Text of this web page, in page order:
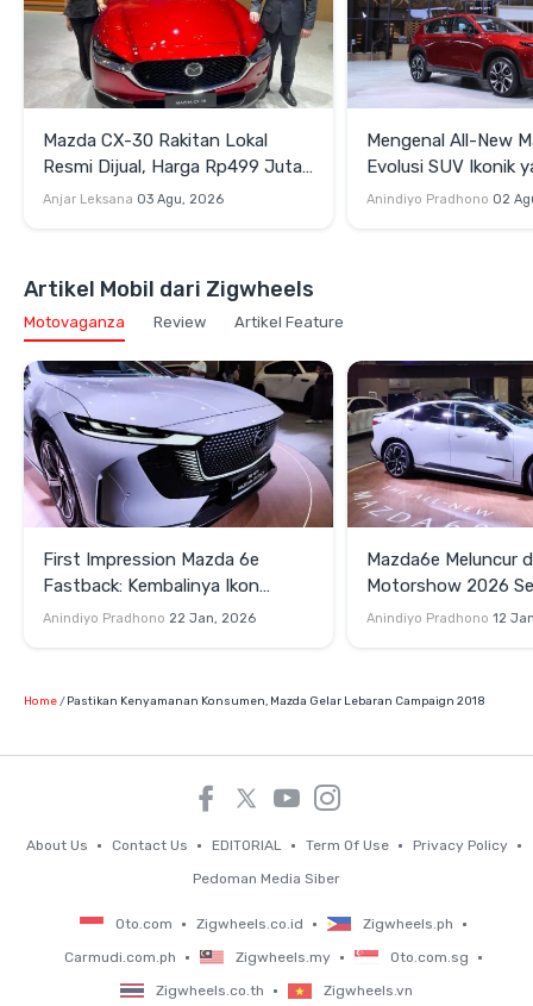
Mazda CX-30 Rakitan Lokal
Resmi Dijual, Harga Rp499 Juta
Buat Pasar Indonesia
Anjar Leksana 03 Agu, 2026
Mengenal All-New
Evolusi SUV Ikonik
Bongsor, Mewah,
Anindiyo Pradhono 02
Artikel Mobil dari Zigwheels
Motovaganza Review Artikel Feature
First Impression Mazda 6e
Fastback: Kembalinya Ikon
Mazda di Era Elektrifikasi
Anindiyo Pradhono 22 Jan, 2026
Mazda6e Meluncur
Motorshow 2026
Suksesor Mazda6
Anindiyo Pradhono 12
Home Pastikan Kenyamanan Konsumen, Mazda Gelar Lebaran Campaign 2018
About Us Contact Us EDITORIAL Term Of Use
Privacy Policy
Pedoman Media Siber
Oto.com Zigwheels.co.id
Zigwheels.ph
Carmudi.com.ph
Zigwheels.my
Oto.com.sg
Zigwheels.co.th
Zigwheels.vn